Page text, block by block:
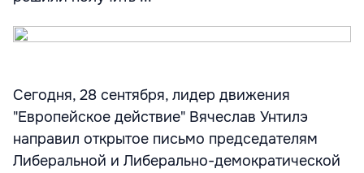
Сегодня, 28 сентября, лидер движения
"Европейское действие" Вячеслав Унтилэ
направил открытое письмо председателям
Либеральной и Либерально-демократической